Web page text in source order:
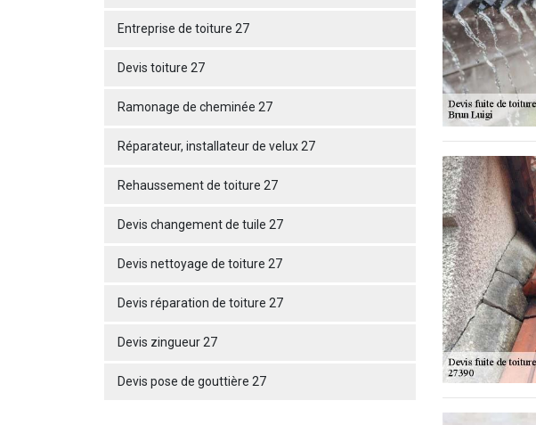
Entreprise de toiture 27
Devis toiture 27
Ramonage de cheminée 27
Réparateur, installateur de velux 27
Rehaussement de toiture 27
Devis changement de tuile 27
Devis nettoyage de toiture 27
Devis réparation de toiture 27
Devis zingueur 27
Devis pose de gouttière 27